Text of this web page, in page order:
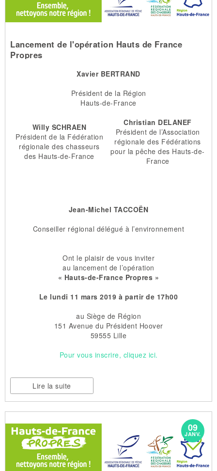
Lancement de l'opération Hauts de France
Propres
Xavier BERTRAND
Président de la Région
Hauts-de-France
Willy SCHRAEN
Président de la Fédération
régionale des chasseurs
des Hauts-de-France
Christian DELANEF
Président de l’Association
régionale des Fédérations
pour la pêche des Hauts-de-
France
Jean-Michel TACCOËN
Conseiller régional délégué à l’environnement
Ont le plaisir de vous inviter
au lancement de l’opération
« Hauts-de-France Propres »
Le lundi 11 mars 2019 à partir de 17h00
au Siège de Région
151 Avenue du Président Hoover
59555 Lille
Pour vous inscrire, cliquez ici.
Lire la suite
09
JANV.